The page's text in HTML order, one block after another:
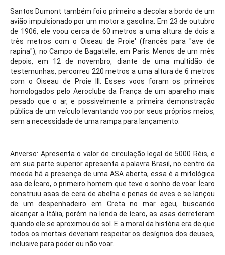
Santos Dumont também foi o primeiro a decolar a bordo de um
avião impulsionado por um motor a gasolina. Em 23 de outubro
de 1906, ele voou cerca de 60 metros a uma altura de dois a
três metros com o Oiseau de Proie' (francês para "ave de
rapina"), no Campo de Bagatelle, em Paris. Menos de um mês
depois, em 12 de novembro, diante de uma multidão de
testemunhas, percorreu 220 metros a uma altura de 6 metros
com o Oiseau de Proie III. Esses voos foram os primeiros
homologados pelo Aeroclube da França de um aparelho mais
pesado que o ar, e possivelmente a primeira demonstração
pública de um veículo levantando voo por seus próprios meios,
sem a necessidade de uma rampa para lançamento.
Anverso: Apresenta o valor de circulação legal de 5000 Réis, e
em sua parte superior apresenta a palavra Brasil, no centro da
moeda há a presença de uma ASA aberta, essa é a mitológica
asa de Ícaro, o primeiro homem que teve o sonho de voar. Ícaro
construiu asas de cera de abelha e penas de aves e se lançou
de um despenhadeiro em Creta no mar egeu, buscando
alcançar a Itália, porém na lenda de ìcaro, as asas derreteram
quando ele se aproximou do sol. E a moral da história era de que
todos os mortais deveriam respeitar os desígnios dos deuses,
inclusive para poder ou não voar.